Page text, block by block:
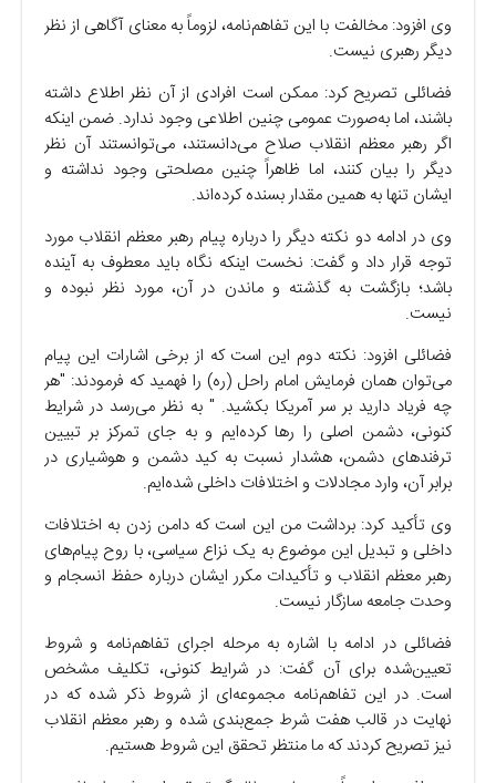
وی افزود: مخالفت با این تفاهم‌نامه، لزوماً به معنای آگاهی از نظر
دیگر رهبری نیست.
فضائلی تصریح کرد: ممکن است افرادی از آن نظر اطلاع داشته
باشند، اما به‌صورت عمومی چنین اطلاعی وجود ندارد. ضمن اینکه
اگر رهبر معظم انقلاب صلاح می‌دانستند، می‌توانستند آن نظر
دیگر را بیان کنند، اما ظاهراً چنین مصلحتی وجود نداشته و
ایشان تنها به همین مقدار بسنده کرده‌اند.
وی در ادامه دو نکته دیگر را درباره پیام رهبر معظم انقلاب مورد
توجه قرار داد و گفت: نخست اینکه نگاه باید معطوف به آینده
باشد؛ بازگشت به گذشته و ماندن در آن، مورد نظر نبوده و
نیست.
فضائلی افزود: نکته دوم این است که از برخی اشارات این پیام
می‌توان همان فرمایش امام راحل (ره) را فهمید که فرمودند: "هر
چه فریاد دارید بر سر آمریکا بکشید. " به نظر می‌رسد در شرایط
کنونی، دشمن اصلی را رها کرده‌ایم و به جای تمرکز بر تبیین
ترفندهای دشمن، هشدار نسبت به کید دشمن و هوشیاری در
برابر آن، وارد مجادلات و اختلافات داخلی شده‌ایم.
وی تأکید کرد: برداشت من این است که دامن زدن به اختلافات
داخلی و تبدیل این موضوع به یک نزاع سیاسی، با روح پیام‌های
رهبر معظم انقلاب و تأکیدات مکرر ایشان درباره حفظ انسجام و
وحدت جامعه سازگار نیست.
فضائلی در ادامه با اشاره به مرحله اجرای تفاهم‌نامه و شروط
تعیین‌شده برای آن گفت: در شرایط کنونی، تکلیف مشخص
است. در این تفاهم‌نامه مجموعه‌ای از شروط ذکر شده که در
نهایت در قالب هفت شرط جمع‌بندی شده و رهبر معظم انقلاب
نیز تصریح کردند که ما منتظر تحقق این شروط هستیم.